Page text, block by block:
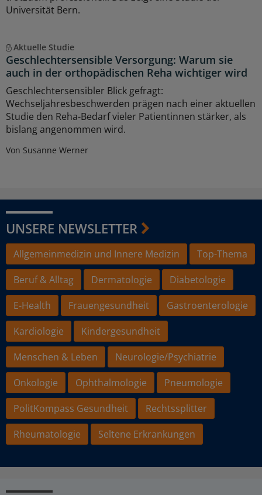
Universität Bern.
Aktuelle Studie
Geschlechtersensible Versorgung: Warum sie
auch in der orthopädischen Reha wichtiger wird
Geschlechtersensibler Blick gefragt:
Wechseljahresbeschwerden prägen nach einer aktuellen
Studie den Reha-Bedarf vieler Patientinnen stärker, als
bislang angenommen wird.
Von Susanne Werner
UNSERE NEWSLETTER
Allgemeinmedizin und Innere Medizin
Top-Thema
Beruf & Alltag
Dermatologie
Diabetologie
E-Health
Frauengesundheit
Gastroenterologie
Kardiologie
Kindergesundheit
Menschen & Leben
Neurologie/Psychiatrie
Onkologie
Ophthalmologie
Pneumologie
PolitKompass Gesundheit
Rechtssplitter
Rheumatologie
Seltene Erkrankungen